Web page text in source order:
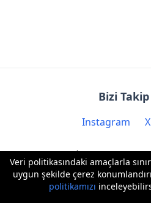
Veri politikasındaki amaçlarla
uygun şekilde çerez
politikamızı
Bizi
Instagram
İletişim: